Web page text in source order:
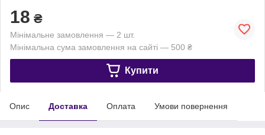
18 ₴
Мінімальне замовлення — 2 шт.
Мінімальна сума замовлення на сайті — 500 ₴
Купити
Опис Доставка Оплата Умови повернення